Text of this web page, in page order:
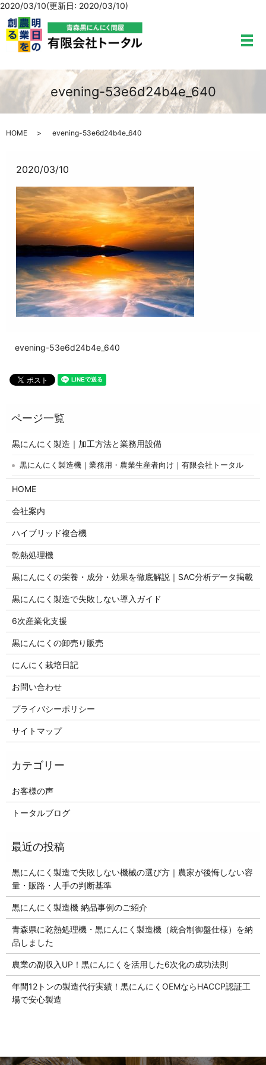
2020/03/10(更新日: 2020/03/10)
メ
evening-53e6d24b4e_640
HOME evening-53e6d24b4e_640
2020/03/10
evening-53e6d24b4e_640
黒にんにく製造｜加工方法と業務用設備
黒にんにく製造機｜業務用・農業生産者向け｜有限会社トータル
HOME
会社案内
ハイブリッド複合機
乾熱処理機
黒にんにくの栄養・成分・効果を徹底解説｜SAC分析データ掲載
黒にんにく製造で失敗しない導入ガイド
6次産業化支援
黒にんにくの卸売り販売
にんにく栽培日記
お問い合わせ
プライバシーポリシー
サイトマップ
お客様の声
トータルブログ
黒にんにく製造で失敗しない機械の選び方｜農家が後悔しない容
量・販路・人手の判断基準
黒にんにく製造機 納品事例のご紹介
青森県に乾熱処理機・黒にんにく製造機（統合制御盤仕様）を納
品しました
農業の副収入UP！黒にんにくを活用した6次化の成功法則
年間12トンの製造代行実績！黒にんにくOEMならHACCP認証工
場で安心製造